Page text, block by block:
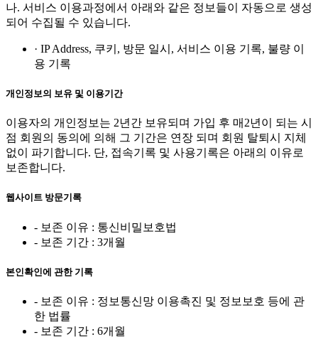
나. 서비스 이용과정에서 아래와 같은 정보들이 자동으로 생성
되어 수집될 수 있습니다.
· IP Address, 쿠키, 방문 일시, 서비스 이용 기록, 불량 이
용 기록
개인정보의 보유 및 이용기간
이용자의 개인정보는 2년간 보유되며 가입 후 매2년이 되는 시
점 회원의 동의에 의해 그 기간은 연장 되며 회원 탈퇴시 지체
없이 파기합니다. 단, 접속기록 및 사용기록은 아래의 이유로
보존합니다.
웹사이트 방문기록
- 보존 이유 : 통신비밀보호법
- 보존 기간 : 3개월
본인확인에 관한 기록
- 보존 이유 : 정보통신망 이용촉진 및 정보보호 등에 관
한 법률
- 보존 기간 : 6개월